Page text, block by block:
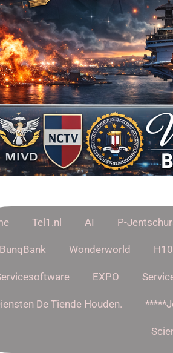
Tel1.nl AI P-
BunqBank Wonderworld H10
EXPO
De Tiende Houden.